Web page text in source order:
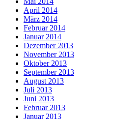
April 2014
März 2014
Februar 2014
Januar 2014
Dezember 2013
November 2013
Oktober 2013
September 2013
August 2013
Juli 2013
Juni 2013
Februar 2013
Januar 2013